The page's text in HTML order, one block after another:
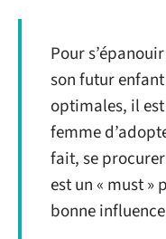
Pour
son futur
optimales, il
femme
fait, se
est un « must »
bonne